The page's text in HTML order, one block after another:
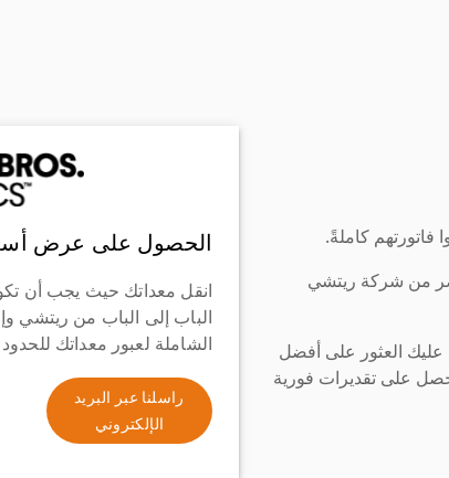
كاملةً.
من شركة ريتشي
العثور على أفضل
على تقديرات فورية
الحصول على عرض
انقل معداتك حيث يجب أن
الباب إلى الباب من ريتشي
الشاملة لعبور معداتك
راسلنا عبر البريد
الإلكتروني